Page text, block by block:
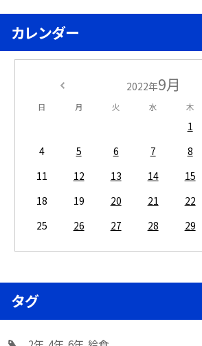
カレンダー
2022年9月
日 月 火 水 木
1
4
5 6 7 8
11
12 13 14 15
18
19 20 21 22
25
26 27 28 29
タグ